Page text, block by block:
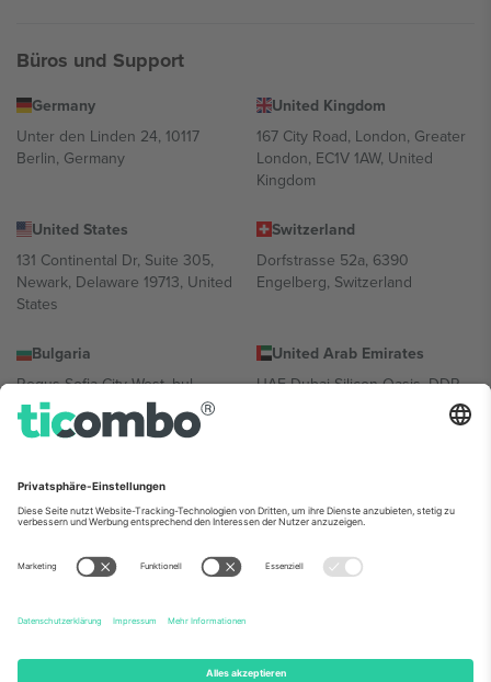
Büros und Support
Germany
Unter den Linden 24, 10117
Berlin, Germany
United Kingdom
167 City Road, London, Greater
London, EC1V 1AW, United
Kingdom
United States
131 Continental Dr, Suite 305,
Newark, Delaware 19713, United
States
Switzerland
Dorfstrasse 52a, 6390
Engelberg, Switzerland
Bulgaria
Regus Sofia City West, bul
Totleben 53-55, 1606 Sofia,
Bulgaria
United Arab Emirates
UAE Dubai Silicon Oasis, DDP
Building A1, Office 302, Dubai,
Mexico
Av Chapultepec 360, Roma
Norte, Cuauhtémoc, 06700
Ciudad de México, CDMX,
Mexico
Die juristische Person des Plattformanbieters kann je nach
Informationen finden Sie auf der jeweiligen Veranstaltungsseite, im